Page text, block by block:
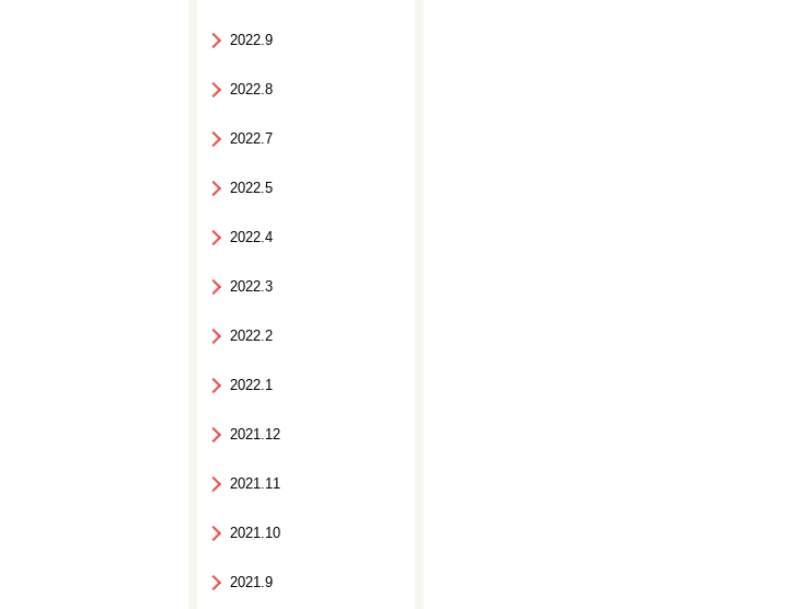
2022.9
2022.8
2022.7
2022.5
2022.4
2022.3
2022.2
2022.1
2021.12
2021.11
2021.10
2021.9